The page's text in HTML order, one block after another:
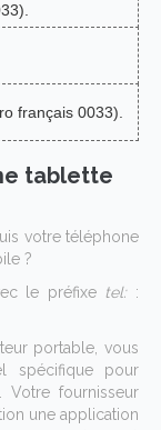
français 0033).
tablette
votre téléphone
?
le préfixe tel::
portable, vous
spécifique pour
Votre fournisseur
une application